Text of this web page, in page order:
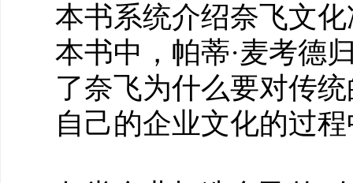
本书系统介绍奈飞文
本书中，帕蒂·麦考德
了奈飞为什么要对传
自己的企业文化的过